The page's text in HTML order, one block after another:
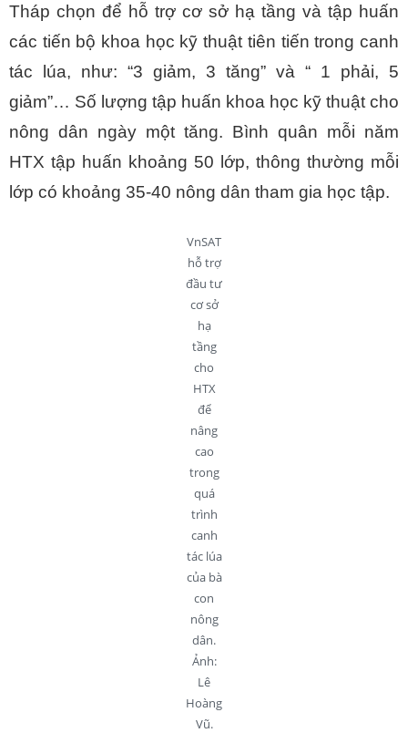
Tháp chọn để hỗ trợ cơ sở hạ tầng và tập huấn
các tiến bộ khoa học kỹ thuật tiên tiến trong canh
tác lúa, như: “3 giảm, 3 tăng” và “ 1 phải, 5
giảm”… Số lượng tập huấn khoa học kỹ thuật cho
nông dân ngày một tăng. Bình quân mỗi năm
HTX tập huấn khoảng 50 lớp, thông thường mỗi
lớp có khoảng 35-40 nông dân tham gia học tập.
VnSAT
hỗ trợ
đầu tư
cơ sở
hạ
tầng
cho
HTX
để
nâng
cao
trong
quá
trình
canh
tác lúa
của bà
con
nông
dân.
Ảnh:
Lê
Hoàng
Vũ.